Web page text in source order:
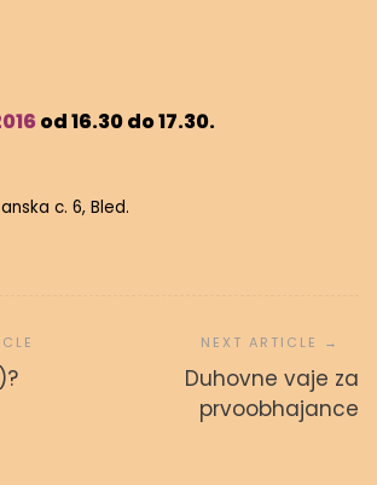
od 16.30 do 17.30.
c. 6, Bled.
Duhovne vaje za
prvoobhajance